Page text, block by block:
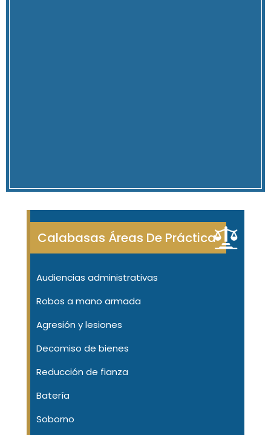
Calabasas Áreas De Práctica
Audiencias administrativas
Robos a mano armada
Agresión y lesiones
Decomiso de bienes
Reducción de fianza
Batería
Soborno